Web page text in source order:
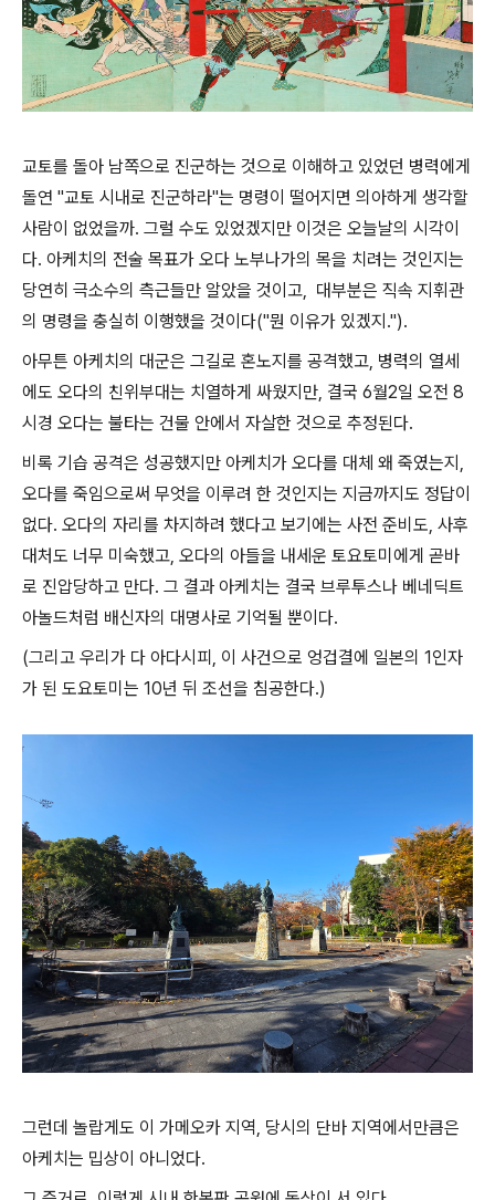
교토를 돌아 남쪽으로 진군하는 것으로 이해하고 있었던 병력에게
돌연 "교토 시내로 진군하라"는 명령이 떨어지면 의아하게 생각할
사람이 없었을까. 그럴 수도 있었겠지만 이것은 오늘날의 시각이
다. 아케치의 전술 목표가 오다 노부나가의 목을 치려는 것인지는
당연히 극소수의 측근들만 알았을 것이고, 대부분은 직속 지휘관
의 명령을 충실히 이행했을 것이다("뭔 이유가 있겠지.").
아무튼 아케치의 대군은 그길로 혼노지를 공격했고, 병력의 열세
에도 오다의 친위부대는 치열하게 싸웠지만, 결국 6월2일 오전 8
시경 오다는 불타는 건물 안에서 자살한 것으로 추정된다.
비록 기습 공격은 성공했지만 아케치가 오다를 대체 왜 죽였는지,
오다를 죽임으로써 무엇을 이루려 한 것인지는 지금까지도 정답이
없다. 오다의 자리를 차지하려 했다고 보기에는 사전 준비도, 사후
대처도 너무 미숙했고, 오다의 아들을 내세운 토요토미에게 곧바
로 진압당하고 만다. 그 결과 아케치는 결국 브루투스나 베네딕트
아놀드처럼 배신자의 대명사로 기억될 뿐이다.
(그리고 우리가 다 아다시피, 이 사건으로 엉겁결에 일본의 1인자
가 된 도요토미는 10년 뒤 조선을 침공한다.)
그런데 놀랍게도 이 가메오카 지역, 당시의 단바 지역에서만큼은
아케치는 밉상이 아니었다.